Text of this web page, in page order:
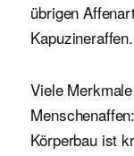
übrigen
Kapuzineraffen.
Viele
Körperbau ist